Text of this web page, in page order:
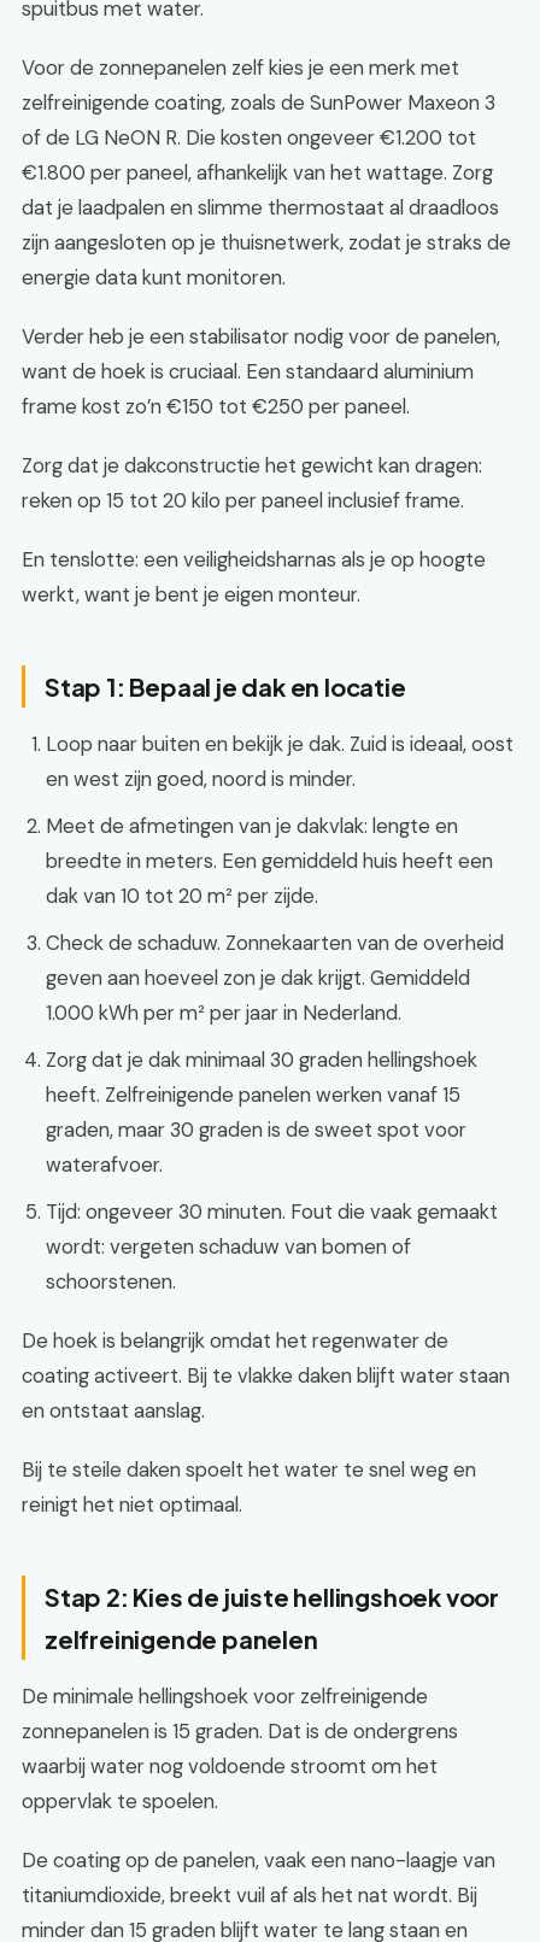
spuitbus met water.
Voor de zonnepanelen zelf kies je een merk met
zelfreinigende coating, zoals de SunPower Maxeon 3
of de LG NeON R. Die kosten ongeveer €1.200 tot
€1.800 per paneel, afhankelijk van het wattage. Zorg
dat je laadpalen en slimme thermostaat al draadloos
zijn aangesloten op je thuisnetwerk, zodat je straks de
energie data kunt monitoren.
Verder heb je een stabilisator nodig voor de panelen,
want de hoek is cruciaal. Een standaard aluminium
frame kost zo’n €150 tot €250 per paneel.
Zorg dat je dakconstructie het gewicht kan dragen:
reken op 15 tot 20 kilo per paneel inclusief frame.
En tenslotte: een veiligheidsharnas als je op hoogte
werkt, want je bent je eigen monteur.
Stap 1: Bepaal je dak en locatie
Loop naar buiten en bekijk je dak. Zuid is ideaal, oost
en west zijn goed, noord is minder.
Meet de afmetingen van je dakvlak: lengte en
breedte in meters. Een gemiddeld huis heeft een
dak van 10 tot 20 m² per zijde.
Check de schaduw. Zonnekaarten van de overheid
geven aan hoeveel zon je dak krijgt. Gemiddeld
1.000 kWh per m² per jaar in Nederland.
Zorg dat je dak minimaal 30 graden hellingshoek
heeft. Zelfreinigende panelen werken vanaf 15
graden, maar 30 graden is de sweet spot voor
waterafvoer.
Tijd: ongeveer 30 minuten. Fout die vaak gemaakt
wordt: vergeten schaduw van bomen of
schoorstenen.
De hoek is belangrijk omdat het regenwater de
coating activeert. Bij te vlakke daken blijft water staan
en ontstaat aanslag.
Bij te steile daken spoelt het water te snel weg en
reinigt het niet optimaal.
Stap 2: Kies de juiste hellingshoek voor
zelfreinigende panelen
De minimale hellingshoek voor zelfreinigende
zonnepanelen is 15 graden. Dat is de ondergrens
waarbij water nog voldoende stroomt om het
oppervlak te spoelen.
De coating op de panelen, vaak een nano-laagje van
titaniumdioxide, breekt vuil af als het nat wordt. Bij
minder dan 15 graden blijft water te lang staan en